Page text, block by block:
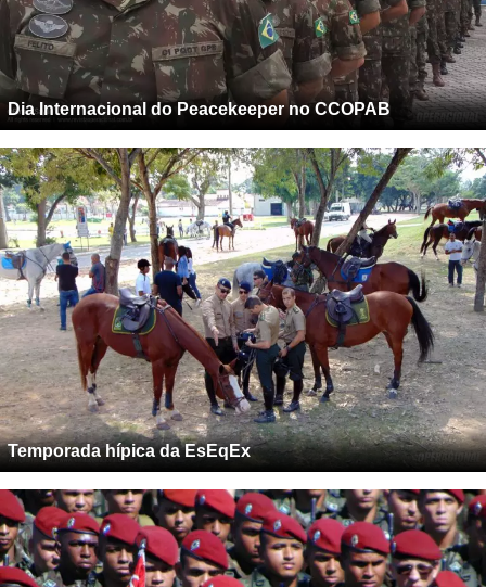
Dia Internacional do Peacekeeper no CCOPAB
Temporada hípica da EsEqEx